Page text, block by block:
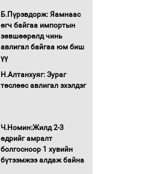
Бага орлоготой
иргэдийн орлогод
татвар ногдуулахгүй
байх эрх зүйн орчныг
Хөшөө бүтсэн түүхийг
Хөвсгөл нуурын лусыг
тахих төрийн тахилгын
ёслол боллоо
Б.Пүрэвдорж: Яамнаас
өгч байгаа импортын
зөвшөөрөлд чинь
авлигал байгаа юм биш
үү
Н.Алтанхуяг: Зураг
төслөөс авлигал эхэлдэг
Ч.Номин:Жилд 2-3
өдрийг амралт
болгосноор 1 хувийн
бүтээмжээ алдаж байна